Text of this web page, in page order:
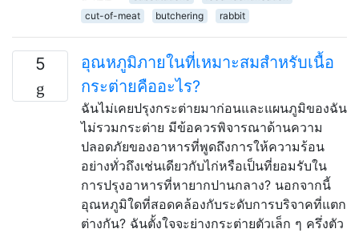
cut-of-meat
butchering rabbit
5
อุณหภูมิภายในที่เหมาะสมสำหรับเนื้อ
กระต่ายคืออะไร?
ฉันไม่เคยปรุงกระต่ายมาก่อนและแผนภูมิของฉัน
ไม่รวมกระต่าย มีข้อควรพิจารณาด้านความ
ปลอดภัยของอาหารที่พูดถึงการให้ความร้อน
อย่างทั่วถึงเช่นเดียวกับไก่หรือเป็นที่ยอมรับใน
การปรุงอาหารที่หายากปานกลาง? นอกจากนี้
อุณหภูมิใดที่สอดคล้องกับระดับการบริจาคที่แตก
ต่างกัน? ฉันตั้งใจจะย่างกระต่ายตัวเล็ก ๆ ครึ่งตัว